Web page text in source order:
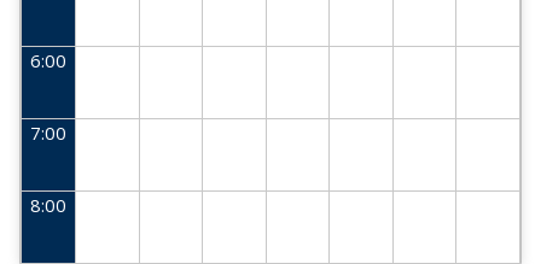
6:00
7:00
8:00